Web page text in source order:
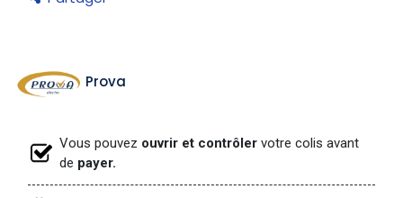
Prova
Vous pouvez ouvrir et contrôler votre colis avant
de payer.